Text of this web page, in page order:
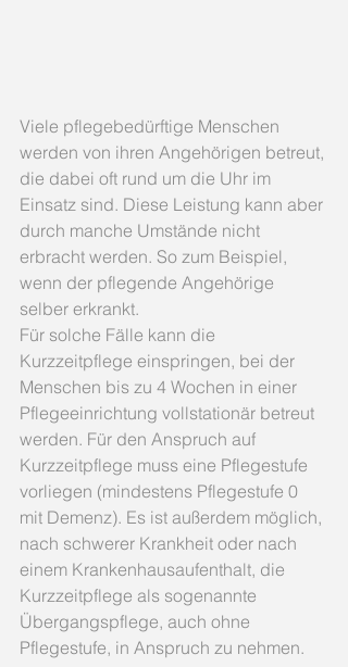
Viele pflegebedürftige Menschen
werden von ihren Angehörigen betreut,
die dabei oft rund um die Uhr im
Einsatz sind. Diese Leistung kann aber
durch manche Umstände nicht
erbracht werden. So zum Beispiel,
wenn der pflegende Angehörige
selber erkrankt.
Für solche Fälle kann die
Kurzzeitpflege einspringen, bei der
Menschen bis zu 4 Wochen in einer
Pflegeeinrichtung vollstationär betreut
werden. Für den Anspruch auf
Kurzzeitpflege muss eine Pflegestufe
vorliegen (mindestens Pflegestufe 0
mit Demenz). Es ist außerdem möglich,
nach schwerer Krankheit oder nach
einem Krankenhausaufenthalt, die
Kurzzeitpflege als sogenannte
Übergangspflege, auch ohne
Pflegestufe, in Anspruch zu nehmen.